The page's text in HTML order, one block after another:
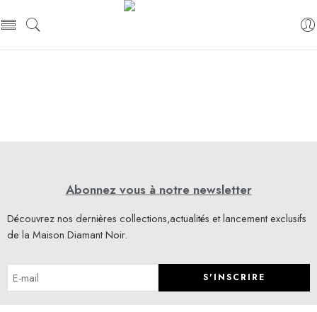
Abonnez vous à notre newsletter
Découvrez nos dernières collections,actualités et lancement exclusifs
de la Maison Diamant Noir.
S'INSCRIRE